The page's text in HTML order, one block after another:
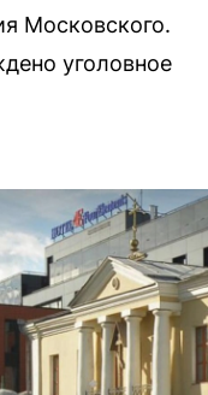
Московского.
уголовное